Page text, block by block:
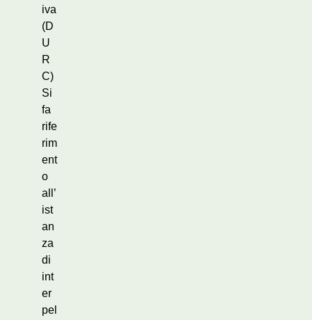
iva
(D
U
R
C)
Si
fa
rife
rim
ent
o
all’
ist
an
za
di
int
er
pel